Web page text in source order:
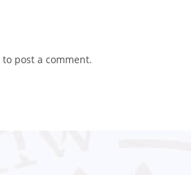
to post a comment.